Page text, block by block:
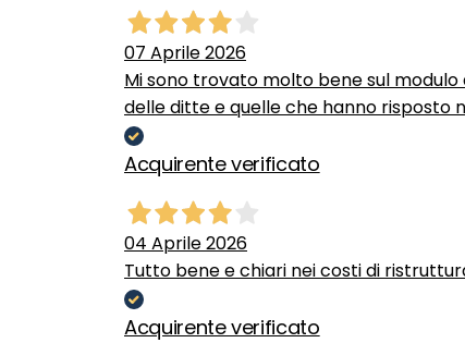
07 Aprile 2026
Mi sono trovato molto bene sul
delle ditte e quelle che hanno risposto
Acquirente verificato
04 Aprile 2026
Tutto bene e chiari nei costi di
Acquirente verificato